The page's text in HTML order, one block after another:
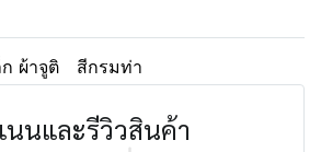
ผ้าจูติ สีกรมท่า
นและรีวิวสินค้า